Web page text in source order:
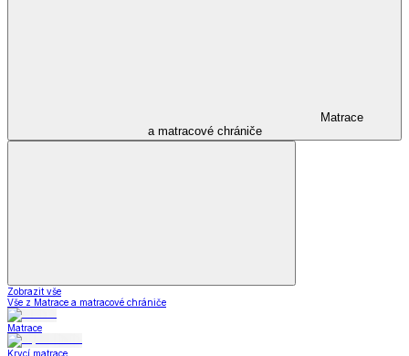
Matrace
a matracové chrániče
Zobrazit vše
Vše z Matrace a matracové chrániče
Matrace
Krycí matrace